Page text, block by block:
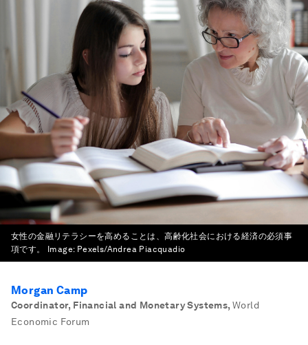
女性の金融リテラシーを高めることは、高齢化社会における経済の必須事
項です。
Image: Pexels/Andrea Piacquadio
Morgan Camp
Coordinator, Financial and Monetary Systems, World
Economic Forum